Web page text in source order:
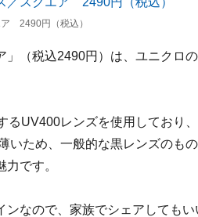
2490円（税込）
」（税込2490円）は、ユニクロ
るUV400レンズを使用しており
いため、一般的な黒レンズのも
です。
ンなので、家族でシェアしても